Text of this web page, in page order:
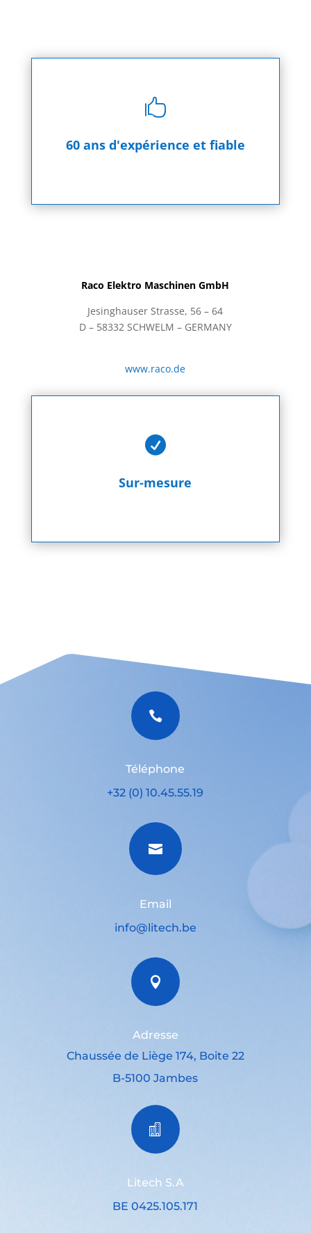

60 ans d'expérience et fiable
Raco Elektro Maschinen GmbH
Jesinghauser Strasse, 56 – 64
D – 58332 SCHWELM – GERMANY
www.raco.de

Sur-mesure

Téléphone
+32 (0) 10.45.55.19

Email
info@litech.be

Adresse
Chaussée de Liège 174, Boite 22
B-5100 Jambes

Litech S.A
BE 0425.105.171